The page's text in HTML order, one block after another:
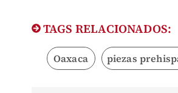
TAGS RELACIONADOS:
Oaxaca piezas